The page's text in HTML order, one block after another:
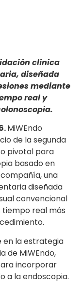
clínica
diseñada
mediante
real y
MiWEndo
de la segunda
pivotal para
basado en
una
diseñada
convencional
real más
en la estrategia
de MiWEndo,
incorporar
a la endoscopia.